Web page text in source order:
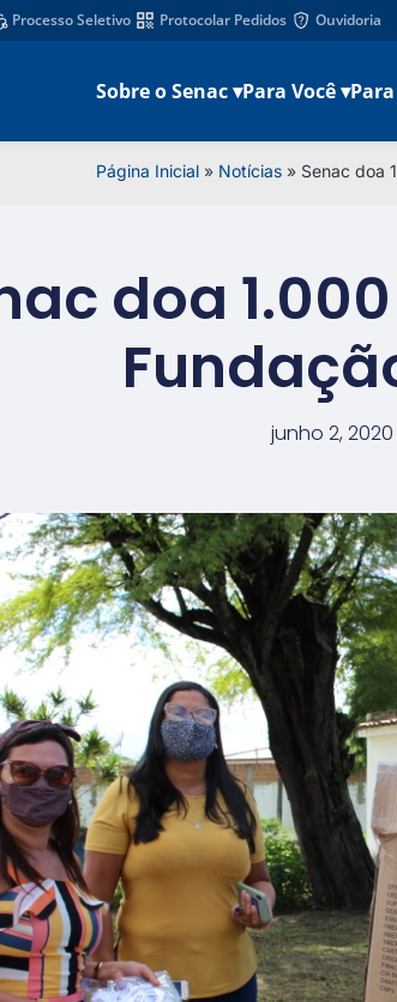
Processo Seletivo Protocolar Pedidos Ouvidoria
Sobre o Senac ▾Para Você ▾
Página Inicial» Notícias» Senac doa
doa
junho 2, 2020